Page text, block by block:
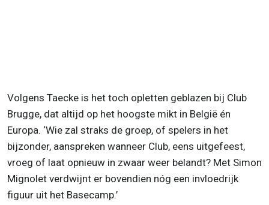
Volgens Taecke is het toch opletten geblazen bij Club
Brugge, dat altijd op het hoogste mikt in België én
Europa. ‘Wie zal straks de groep, of spelers in het
bijzonder, aanspreken wanneer Club, eens uitgefeest,
vroeg of laat opnieuw in zwaar weer belandt? Met Simon
Mignolet verdwijnt er bovendien nóg een invloedrijk
figuur uit het Basecamp.’